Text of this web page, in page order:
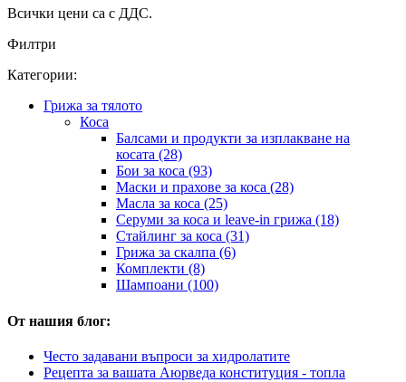
Всички цени са с ДДС.
Филтри
Категории:
Грижа за тялото
Коса
Балсами и продукти за изплакване на
косата (28)
Бои за коса (93)
Маски и прахове за коса (28)
Масла за коса (25)
Серуми за коса и leave-in грижа (18)
Стайлинг за коса (31)
Грижа за скалпа (6)
Комплекти (8)
Шампоани (100)
От нашия блог:
Често задавани въпроси за хидролатите
Рецепта за вашата Аюрведа конституция - топла